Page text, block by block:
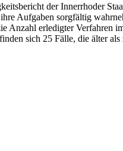
der Innerrhoder
Aufgaben sorgfältig
Anzahl erledigter
sich 25 Fälle, die älter